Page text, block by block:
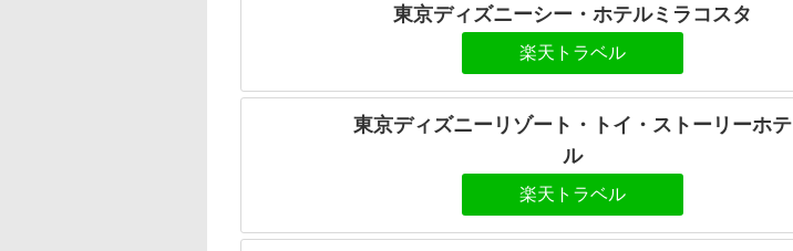
東京ディズニーシー・ホテルミラコスタ
楽天トラベル
東京ディズニーリゾート・トイ・ストーリーホテ
ル
楽天トラベル